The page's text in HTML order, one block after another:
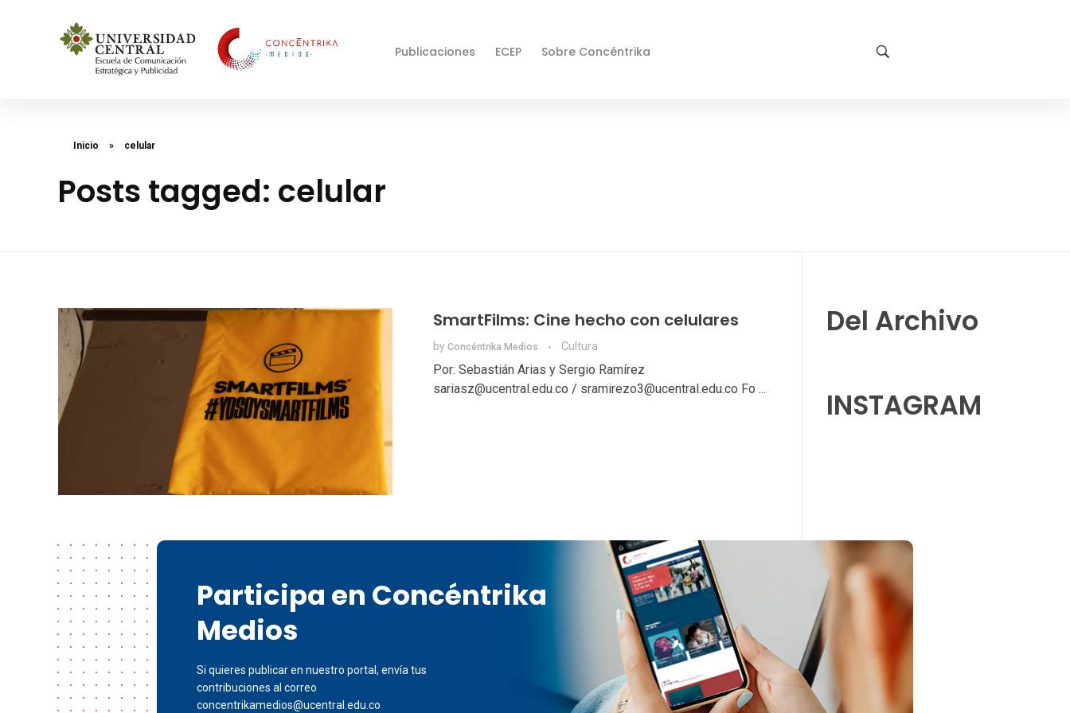
Publicaciones ECEP Sobre Concéntrika
Inicio » celular
Posts tagged: celular
SmartFilms: Cine hecho con celulares
by Concéntrika Medios Cultura
Por: Sebastián Arias y Sergio Ramírez
sariasz@ucentral.edu.co / sramirezo3@ucentral.edu.co Fo ...
Del Archivo
INSTAGRAM
Participa en Concéntrika
Medios
Si quieres publicar en nuestro portal, envía tus
contribuciones al correo
concentrikamedios@ucentral.edu.co